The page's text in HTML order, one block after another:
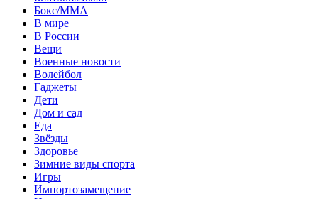
Бокс/MMA
В мире
В России
Вещи
Военные новости
Волейбол
Гаджеты
Дети
Дом и сад
Еда
Звёзды
Здоровье
Зимние виды спорта
Игры
Импортозамещение